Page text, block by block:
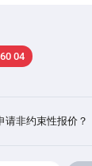
04
请非约束性报价？